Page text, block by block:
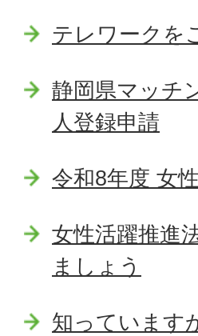
テレワークを
静岡県マッチ
人登録申請
令和8年度 女
女性活躍推進
ましょう
知っています